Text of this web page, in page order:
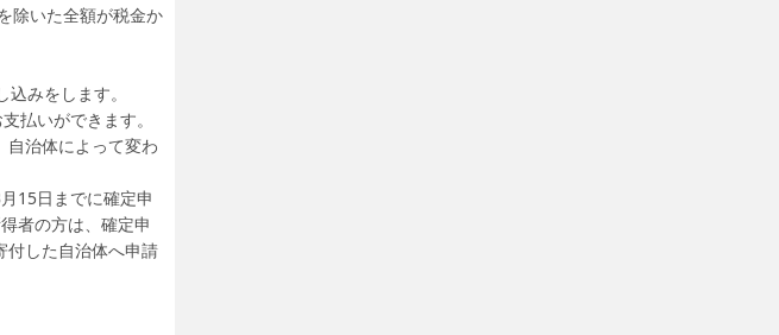
除いた全額が税金か
みをします。
払いができます。
自治体によって変わ
15日までに確定申
者の方は、確定申
付した自治体へ申請